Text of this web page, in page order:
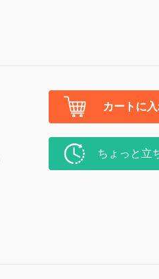
カートに
ちょっと立